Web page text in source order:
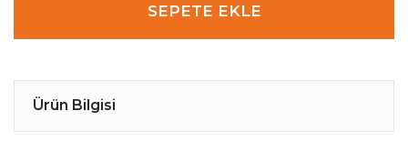
SEPETE EKLE
Ürün Bilgisi